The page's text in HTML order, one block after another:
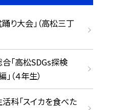
り大会」（高松三丁
「高松SDGs探検
（４年生）
科「スイカを食べた